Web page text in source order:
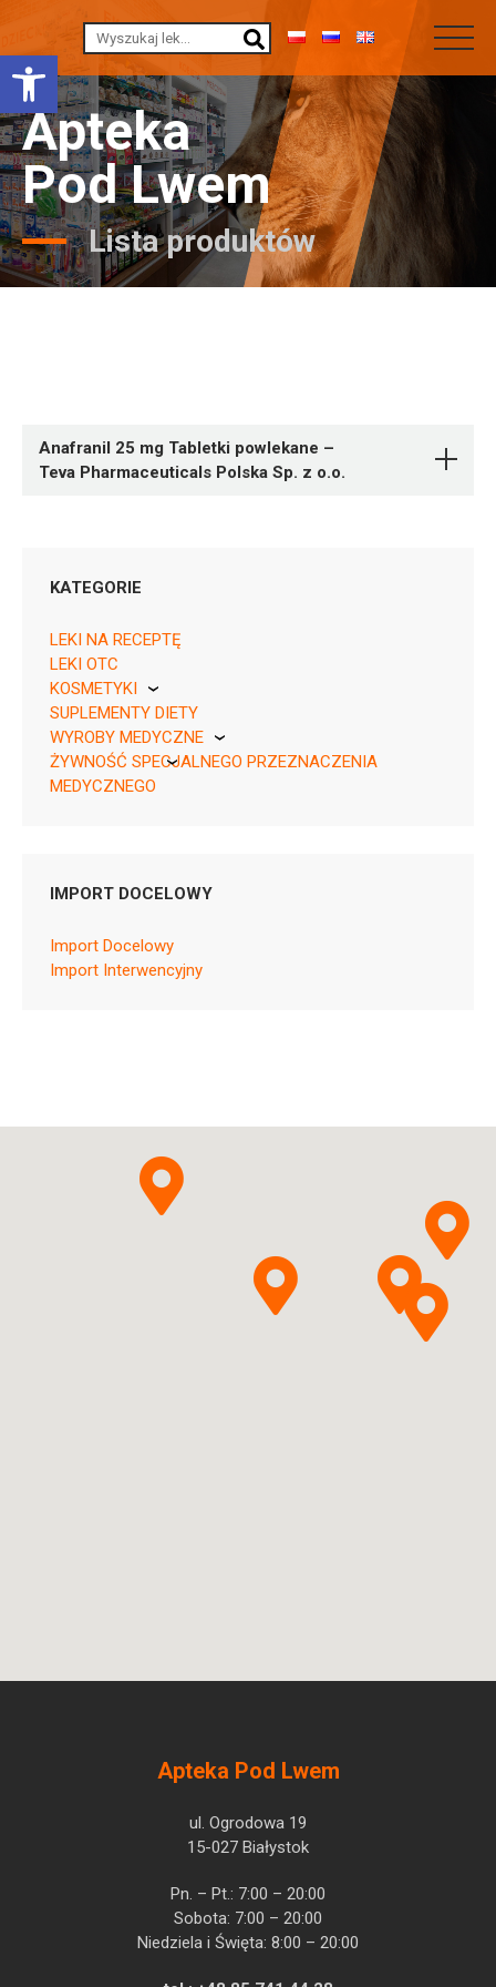
Otwórz pasek narzędzi
Apteka
Pod Lwem
Lista produktów
Anafranil 25 mg Tabletki powlekane –
Teva Pharmaceuticals Polska Sp. z o.o.
05909990295012 ¦ Rp ¦ 844
30 tabl.
N06AA04
Pharmaceuticals Polska Sp.
KATEGORIE
LEKI NA RECEPTĘ
LEKI OTC
KOSMETYKI
Pierre Fabre
SUPLEMENTY DIETY
WYROBY MEDYCZNE
KikGel
ŻYWNOŚĆ SPECJALNEGO PRZEZNACZENIA
MEDYCZNEGO
IMPORT DOCELOWY
Import Docelowy
Import Interwencyjny
Apteka Pod Lwem
ul. Ogrodowa 19
15-027 Białystok
Pn. – Pt.: 7:00 – 20:00
Sobota: 7:00 – 20:00
Niedziela i Święta: 8:00 – 20:00